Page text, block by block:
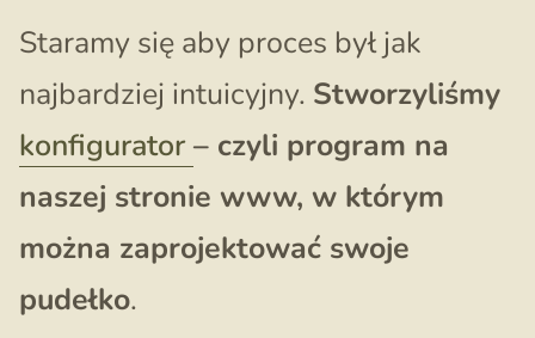
Staramy się aby proces był jak
najbardziej intuicyjny. Stworzyliśmy
konfigurator– czyli program na
naszej stronie www, w którym
można zaprojektować swoje
pudełko.